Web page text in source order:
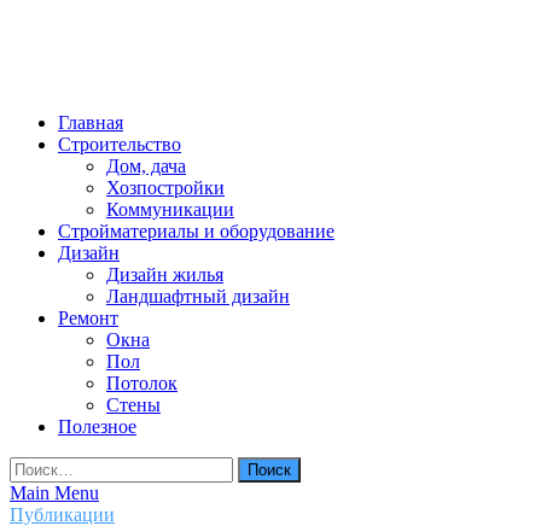
Главная
Строительство
Дом, дача
Хозпостройки
Коммуникации
Стройматериалы и оборудование
Дизайн
Дизайн жилья
Ландшафтный дизайн
Ремонт
Окна
Пол
Потолок
Стены
Полезное
Найти:
Main Menu
Публикации